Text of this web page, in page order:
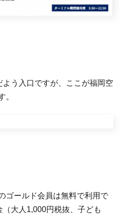
う入口ですが、ここが福岡空
。
ゴールド会員は無料で利用で
大人1,000円税抜、子ども